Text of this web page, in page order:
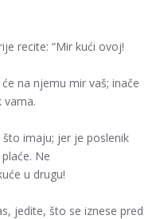
recite: “Mir kući ovoj!
na njemu mir vaš; inače
vama.
imaju; jer je poslenik
Ne
u drugu!
jedite, što se iznese pred